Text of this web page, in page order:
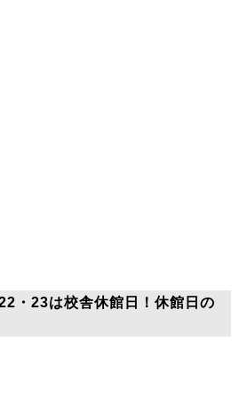
・23は校舎休館日！休館日の